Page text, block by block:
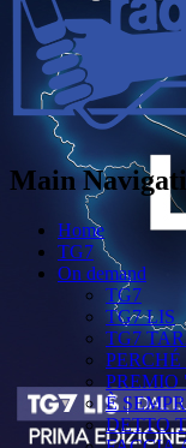
Main
Home
TG7
On demand
TG7
TG7 LIS
TG7
PERCHÉ
È
DETTO